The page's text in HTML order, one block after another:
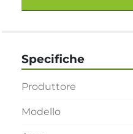
Specifiche
Produttore
Modello